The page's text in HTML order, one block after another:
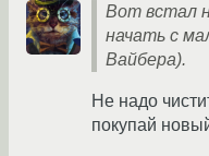
Вот встал
начать с
Вайбера).
Не надо
покупай